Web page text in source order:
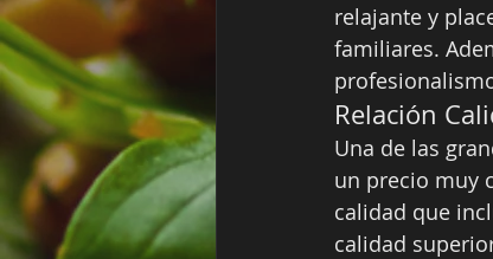
relajante y
familiares.
Relación
Una de las
un precio muy
calidad que
calidad